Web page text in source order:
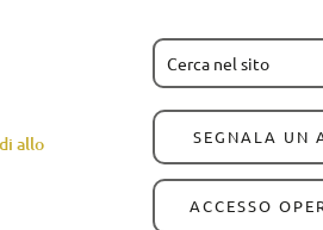
allo
SEGNALA UN
ACCESSO